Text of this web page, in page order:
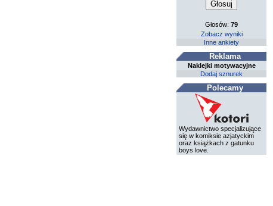
Głosów:79
Zobacz wyniki
Inne ankiety
Reklama
Naklejki motywacyjne
Dodaj sznurek
Polecamy
Wydawnictwo specjalizujące
się w komiksie azjatyckim
oraz książkach z gatunku
boys love.